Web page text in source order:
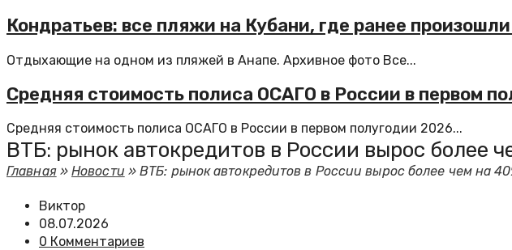
Кондратьев: все пляжи на Кубани, где ранее
Отдыхающие на одном из пляжей в Анапе. Архивное фото Все...
Средняя стоимость полиса ОСАГО в России в первом
Средняя стоимость полиса ОСАГО в России в первом полугодии 2026...
ВТБ: рынок автокредитов в России вырос более
Главная»Новости »ВТБ: рынок автокредитов в России вырос более чем на
Виктор
08.07.2026
0 Комментариев